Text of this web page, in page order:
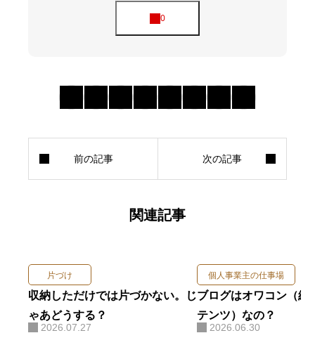
関連記事
片づけ
収納しただけでは片づかない。じ
ゃあどうする？
2026.07.27
個人事業主の仕事場
ブログはオワコン（終
テンツ）なの？
2026.06.30